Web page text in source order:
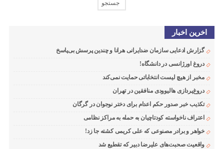
اخرین اخبار
گزارش ادعایی سازمان ضدایرانی هرانا و چندین پرسش بی‌پاسخ
دروغ اورژانسی در دانشگاه!
مخبر از هیچ لیست انتخاباتی حمایت نمی‌کند
دروغ‌پردازی هالیوودی منافقین در تهران
تکذیب خبر صدور حکم اعدام برای دختر نوجوان در گرگان
اعتراف ناخواسته کودتاچیان به حمله به مراکز نظامی
خواهر و برادر مصنوعی که علی کریمی کشته جا زد!
واقعیت صحبت‌های علیرضا دبیر که تقطیع شد